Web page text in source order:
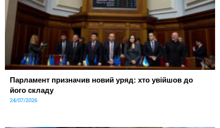
Парламент призначив новий уряд: хто увійшов до
його складу
24/07/2026